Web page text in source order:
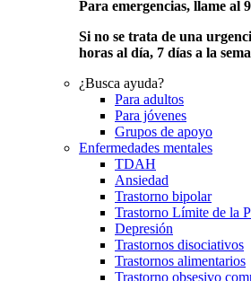
Para emergencias, llame al
Si no se trata de una
horas al día, 7 días a la
¿Busca ayuda?
Para adultos
Para jóvenes
Grupos de apoyo
Enfermedades mentales
TDAH
Ansiedad
Trastorno bipolar
Trastorno Límite de la
Depresión
Trastornos disociativos
Trastornos alimentarios
Trastorno obsesivo